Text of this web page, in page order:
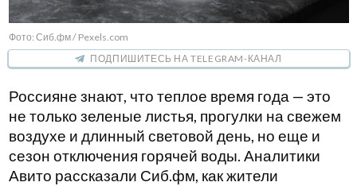
Фото: Сиб.фм / Pexels.com
ПОДПИШИТЕСЬ НА TELEGRAM-КАНАЛ
Россияне знают, что теплое время года — это
не только зеленые листья, прогулки на свежем
воздухе и длинный световой день, но еще и
сезон отключения горячей воды. Аналитики
Авито рассказали Сиб.фм, как жители